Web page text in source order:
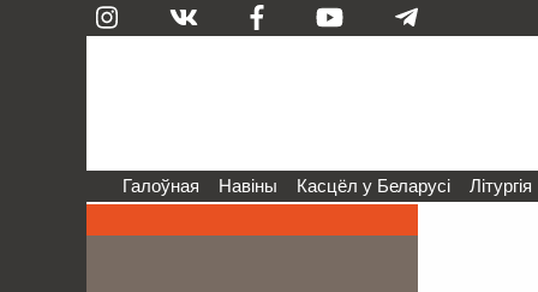
Галоўная Навіны Касцёл у Беларусі Літургія